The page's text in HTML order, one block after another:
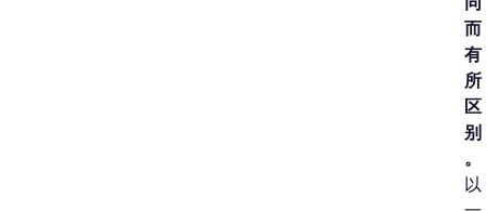
而
有
所
区
别
。
以